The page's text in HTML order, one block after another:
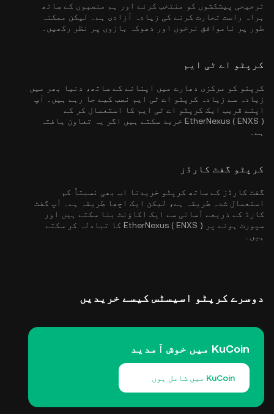
ترجیحی پیشکشوں کو منتخب کرنے اور ہم منصبوں کے ساتھ
براہ راست تجارت کرنے کی زیادہ آزادی ہے۔ لیکن ممکنہ
طور پر ناموافق نرخوں اور دھوکہ بازوں پر نظر رکھیں۔
کرپٹو اے ٹی ایم
کرپٹو کو مرکزی دھارے میں اپنانے کے ساتھ، دنیا بھر میں
زیادہ سے زیادہ کرپٹو اے ٹی ایم نصب کیے جا رہے ہیں۔ آپ
اپنے قریب ایک کرپٹو اے ٹی ایم کا استعمال کر کے
EtherNexus ( ENXS ) خرید سکتے ہیں اگر یہ تعاون یافتہ
ہے۔
کرپٹو گفٹ کارڈز
گفٹ کارڈز کے ساتھ کرپٹو خریدنا اب بھی نسبتاً کم
استعمال شدہ طریقہ ہے، لیکن ایک اچھا طریقہ ہے۔ آپ گفٹ
کارڈ کے ذریعے آسانی سے ایک اکاؤنٹ بنا سکتے ہیں اور
سپورٹ ہونے پر EtherNexus ( ENXS ) کا تبادلہ کر سکتے
ہیں۔
دوسرے کرپٹو اسیسٹس کیسے خریدیں
KuCoin میں خوش آمدید
KuCoin میں شامل ہوں